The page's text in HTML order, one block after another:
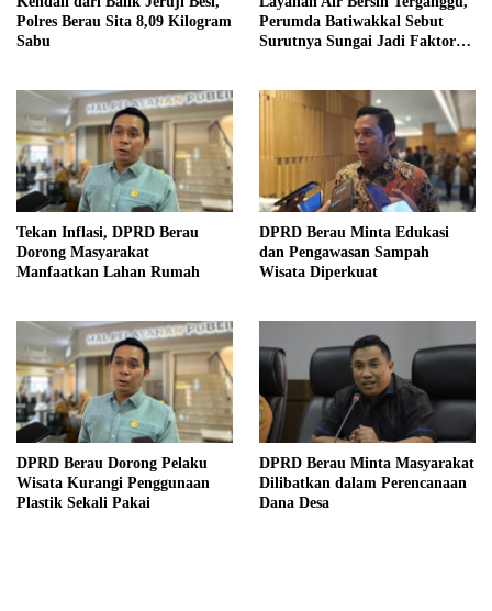
Polres Berau Sita 8,09 Kilogram
Sabu
Perumda Batiwakkal Sebut
Surutnya Sungai Jadi Faktor
Tekan Inflasi, DPRD Berau
Dorong Masyarakat
Manfaatkan Lahan Rumah
DPRD Berau Minta Edukasi
dan Pengawasan Sampah
Wisata Diperkuat
DPRD Berau Dorong Pelaku
Wisata Kurangi Penggunaan
Plastik Sekali Pakai
DPRD Berau Minta Masyarakat
Dilibatkan dalam Perencanaan
Dana Desa